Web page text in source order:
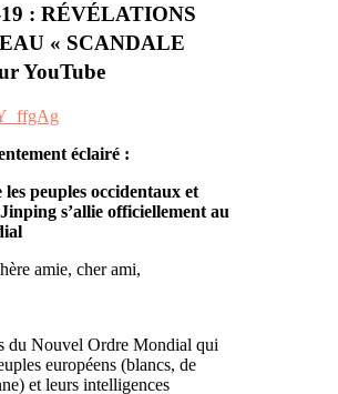
: RÉVÉLATIONS
« SCANDALE
YouTube
éclairé :
peuples occidentaux et
s’allie officiellement au
amie, cher ami,
du Nouvel Ordre Mondial qui
européens (blancs, de
et leurs intelligences